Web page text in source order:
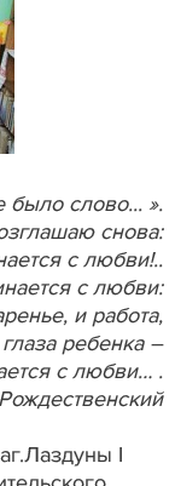
было слово... ».
снова:
с любви!..
с любви:
и работа,
ребенка –
с любви… .
I